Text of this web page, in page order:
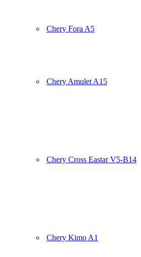
Chery Fora A5
Chery Amulet A15
Chery Cross Eastar V5-B14
Chery Kimo A1